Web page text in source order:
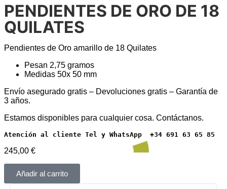
PENDIENTES DE ORO DE 18
QUILATES
Pendientes de Oro amarillo de 18 Quilates
Pesan 2,75 gramos
Medidas 50x 50 mm
Envío asegurado gratis – Devoluciones gratis – Garantía de
3 años.
Estamos disponibles para cualquier cosa. Contáctanos.
Atención al cliente Tel y WhatsApp  +34 691 63 65 85
245,00 €
Añadir al carrito